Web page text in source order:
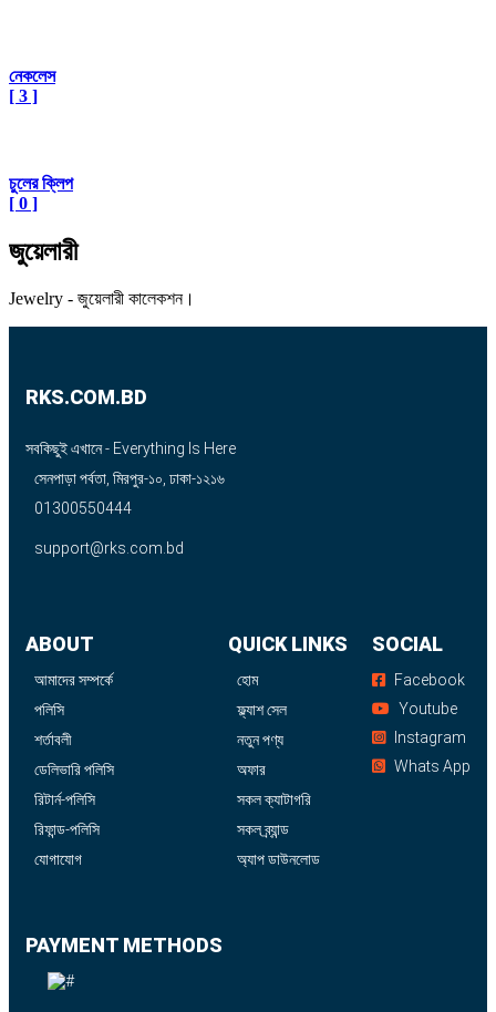
নেকলেস
[ 3 ]
চুলের ক্লিপ
[ 0 ]
জুয়েলারী
Jewelry - জুয়েলারী কালেকশন।
RKS.COM.BD
সবকিছুই এখানে - Everything Is Here
সেনপাড়া পর্বতা, মিরপুর-১০, ঢাকা-১২১৬
01300550444
support@rks.com.bd
ABOUT
আমাদের সম্পর্কে
পলিসি
শর্তাবলী
ডেলিভারি পলিসি
রিটার্ন-পলিসি
রিফান্ড-পলিসি
যোগাযোগ
QUICK LINKS
হোম
ফ্ল্যাশ সেল
নতুন পণ্য
অফার
সকল ক্যাটাগরি
সকল ব্র্যান্ড
অ্যাপ ডাউনলোড
SOCIAL
Facebook
Youtube
Instagram
Whats App
PAYMENT METHODS